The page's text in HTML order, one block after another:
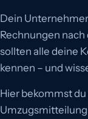
Dein
Rechnungen
sollten alle deine
kennen – und
Hier bekommst
Umzugsmitteilung